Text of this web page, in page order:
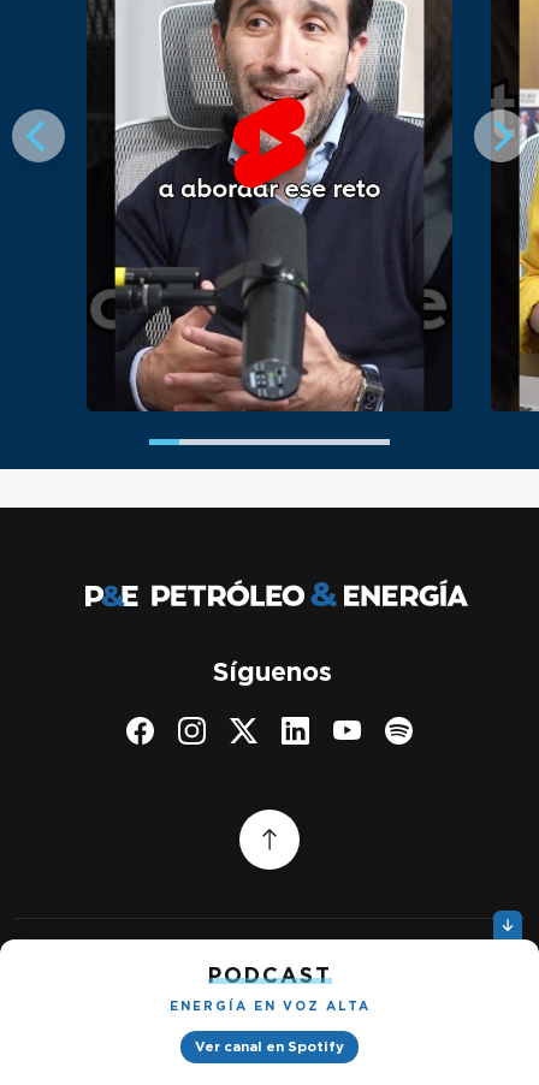
PODCAST
ENERGÍA EN VOZ ALTA
Ver canal en Spotify
Síguenos
Política de privacidad
Petróleo & Energía © 2026